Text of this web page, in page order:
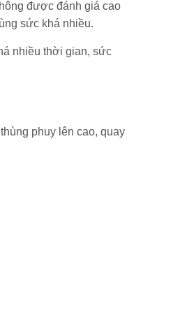
được đánh giá cao
sức khá nhiều.
nhiều thời gian, sức
phuy lên cao, quay